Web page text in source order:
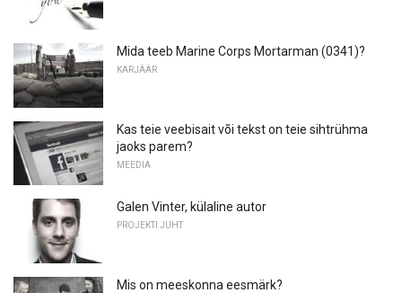
Mida teeb Marine Corps Mortarman (0341)?
KARJÄÄR
Kas teie veebisait või tekst on teie sihtrühma
jaoks parem?
MEEDIA
Galen Vinter, külaline autor
PROJEKTI JUHT
Mis on meeskonna eesmärk?